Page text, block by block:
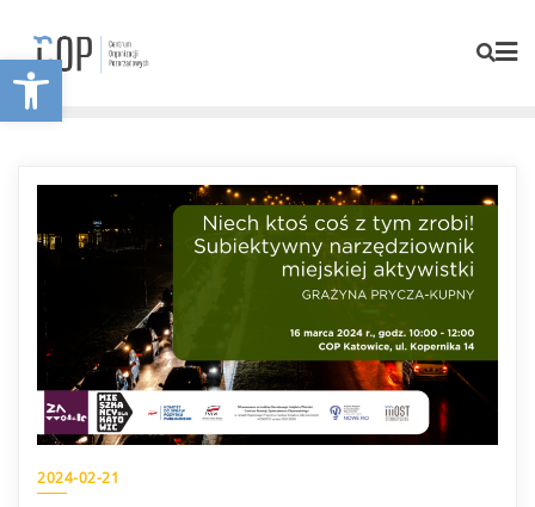
Otwórz pasek narzędzi
2024-02-21